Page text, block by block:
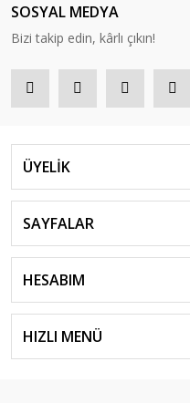
SOSYAL MEDYA
Bizi takip edin, kârlı çıkın!
ÜYELİK
SAYFALAR
HESABIM
HIZLI MENÜ